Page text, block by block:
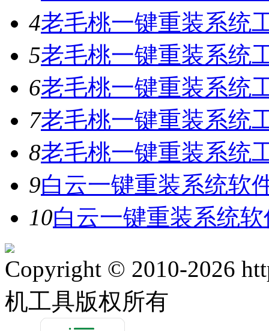
4老毛桃一键重装系统
5老毛桃一键重装系统
6老毛桃一键重装系统
7老毛桃一键重装系统
8老毛桃一键重装系统
9白云一键重装系统软
10白云一键重装系统
Copyright © 2010-2026
机工具版权所有